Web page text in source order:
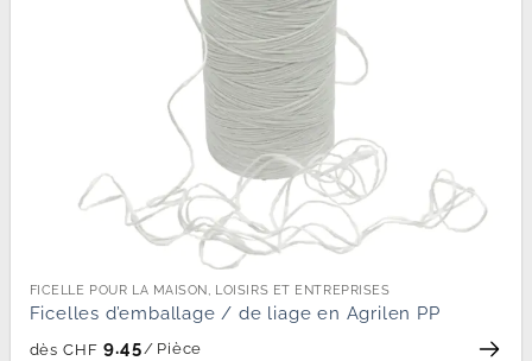
FICELLE POUR LA MAISON, LOISIRS ET ENTREPRISES
Ficelles d’emballage / de liage en Agrilen PP
dès CHF 9.45/ Pièce